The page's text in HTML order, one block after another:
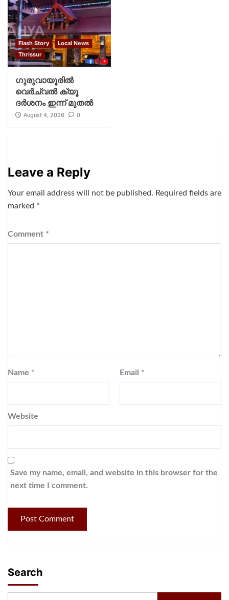
Flash Story
Local News
Thrissur
ഗുരുവായൂരില്‍
വെര്‍ച്വല്‍ ക്യൂ
ദര്‍ശനം ഇന്ന് മുതല്‍
August 4, 2026 0
Leave a Reply
Your email address will not be published. Required fields are
marked *
Comment *
Name * Email *
Website
Save my name, email, and website in this browser for the
next time I comment.
Search